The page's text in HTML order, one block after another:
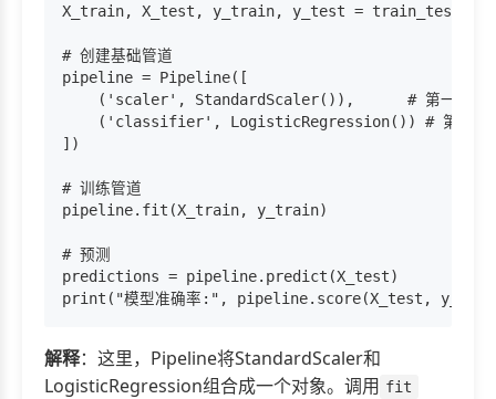
X_train, X_test, y_train, y_test =
# 创建基础管道
pipeline = Pipeline([
('scaler', StandardScaler()),      # 第一步：
('classifier', LogisticRegression()) # 第二步
])
# 训练管道
pipeline.fit(X_train, y_train)
# 预测
predictions = pipeline.predict(X_test)
解释：这里，Pipeline将StandardScaler和
LogisticRegression组合成一个对象。调用 fit